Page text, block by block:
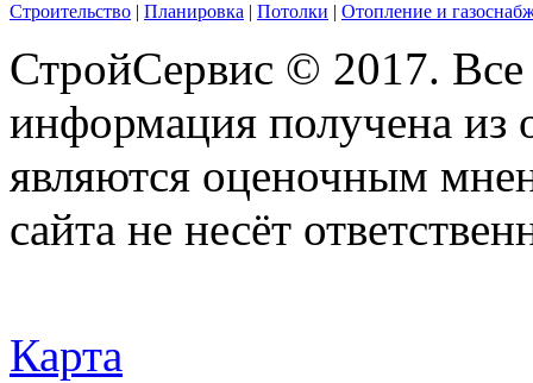
Строительство | Планировка | Потолки | Отопление и
СтройСервис © 2017.
информация получена из
являются оценочным
сайта не несёт
Карта